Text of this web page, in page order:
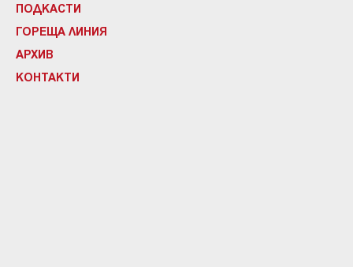
ПОДКАСТИ
ГОРЕЩА ЛИНИЯ
АРХИВ
КОНТАКТИ